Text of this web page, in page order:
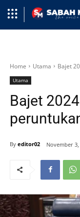
Home Utama Bajet
Utama
Bajet
By editor02 November 3,